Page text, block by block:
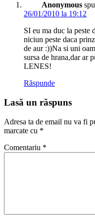
Anonymous
26/01/2010 la 19:12
SI eu ma duc la peste
niciun peste daca
de aur :))Na si uni
sursa de hrana,dar ar
LENES!
Răspunde
Lasă un răspuns
Adresa ta de email nu va fi
marcate cu *
Comentariu *